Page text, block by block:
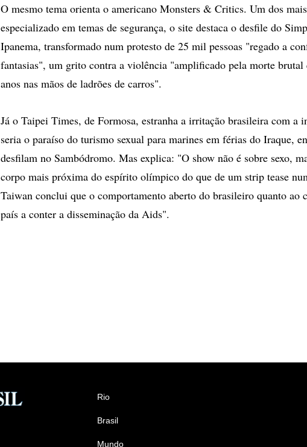
O mesmo tema orienta o americano Monsters & Critics. Um dos
especializado em temas de segurança, o site destaca o desfile do
Ipanema, transformado num protesto de 25 mil pessoas "regado a
fantasias", um grito contra a violência "amplificado pela morte brutal
anos nas mãos de ladrões de carros".
Já o Taipei Times, de Formosa, estranha a irritação brasileira com a
seria o paraíso do turismo sexual para marines em férias do Iraque,
desfilam no Sambódromo. Mas explica: "O show não é sobre sexo,
corpo mais próxima do espírito olímpico do que de um strip tease
Taiwan conclui que o comportamento aberto do brasileiro quanto ao
país a conter a disseminação da Aids".
Rio
Brasil
Mundo